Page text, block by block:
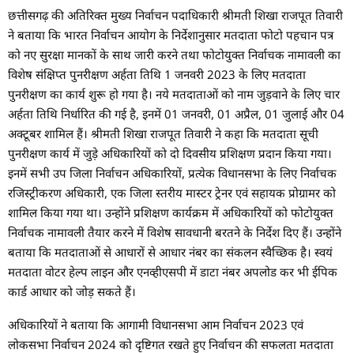
छत्तीसगढ़ की अतिरिक्त मुख्य निर्वाचन पदाधिकारी श्रीमती शिखा राजपूत तिवारी
ने बताया कि भारत निर्वाचन आयोग के निर्देशानुसार मतदाता फोटो पहचान पत्र
को नए सुरक्षा मानकों के साथ जारी करने तथा फोटोयुक्त निर्वाचक नामावली का
विशेष संक्षिप्त पुनरीक्षण अर्हता तिथि 1 जनवरी 2023 के लिए मतदाता
पुनरीक्षण का कार्य शुरू हो गया है। नये मतदाताओं को नाम जुड़वाने के लिए चार
अर्हता तिथि निर्धारित की गई है, इनमें 01 जनवरी, 01 अप्रैल, 01 जुलाई और 04
अक्टूबर शामिल हैं। श्रीमती शिखा राजपूत तिवारी ने कहा कि मतदाता सूची
पुनरीक्षण कार्य में जुड़े अधिकारियों को दो दिवसीय प्रशिक्षण प्रदान किया गया।
इनमें सभी उप जिला निर्वाचन अधिकारियों, प्रत्येक विधानसभा के लिए निर्वाचक
रजिस्ट्रीकरण अधिकारी, एक जिला स्तरीय मास्टर ट्रेनर एवं सहायक प्रोग्रामर को
शामिल किया गया था। उन्होंने प्रशिक्षण कार्यक्रम में अधिकारियों को फोटोयुक्त
निर्वाचक नामावली तैयार करने में विशेष सावधानी बरतने के निर्देश दिए हैं। उन्होंने
बताया कि मतदाताओं से आधारों से आधार नंबर का संकलन स्वैच्छिक है। स्वयं
मतदाता वोटर हेल्प लाइन और एनव्हीएसपी में डाटा नंबर अपलोड कर भी ईपिक
कार्ड आधार को जोड़ सकते हैं।
अधिकारियों ने बताया कि आगामी विधानसभा आम निर्वाचन 2023 एवं
लोकसभा निर्वाचन 2024 को दृष्टिगत रखते हुए निर्वाचन की सफलता मतदाता